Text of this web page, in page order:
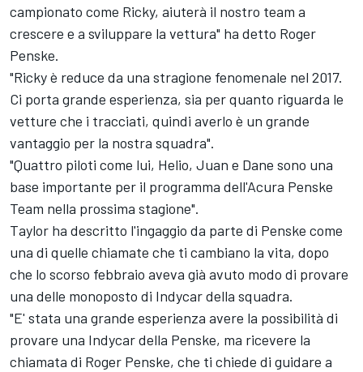
campionato come Ricky, aiuterà il nostro team a
crescere e a sviluppare la vettura" ha detto Roger
Penske.
"Ricky è reduce da una stragione fenomenale nel 2017.
Ci porta grande esperienza, sia per quanto riguarda le
vetture che i tracciati, quindi averlo è un grande
vantaggio per la nostra squadra".
"Quattro piloti come lui, Helio, Juan e Dane sono una
base importante per il programma dell'Acura Penske
Team nella prossima stagione".
Taylor ha descritto l'ingaggio da parte di Penske come
una di quelle chiamate che ti cambiano la vita, dopo
che lo scorso febbraio aveva già avuto modo di provare
una delle monoposto di Indycar della squadra.
"E' stata una grande esperienza avere la possibilità di
provare una Indycar della Penske, ma ricevere la
chiamata di Roger Penske, che ti chiede di guidare a